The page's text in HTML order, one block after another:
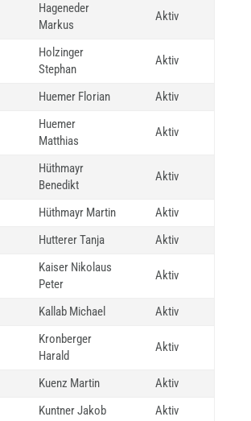
Hageneder
Markus
Aktiv
Holzinger
Stephan
Aktiv
Huemer Florian Aktiv
Huemer
Matthias
Aktiv
Hüthmayr
Benedikt
Aktiv
Hüthmayr Martin
Aktiv
Hutterer Tanja Aktiv
Kaiser Nikolaus
Peter
Aktiv
Kallab Michael Aktiv
Kronberger
Harald
Aktiv
Kuenz Martin
Aktiv
Kuntner Jakob Aktiv